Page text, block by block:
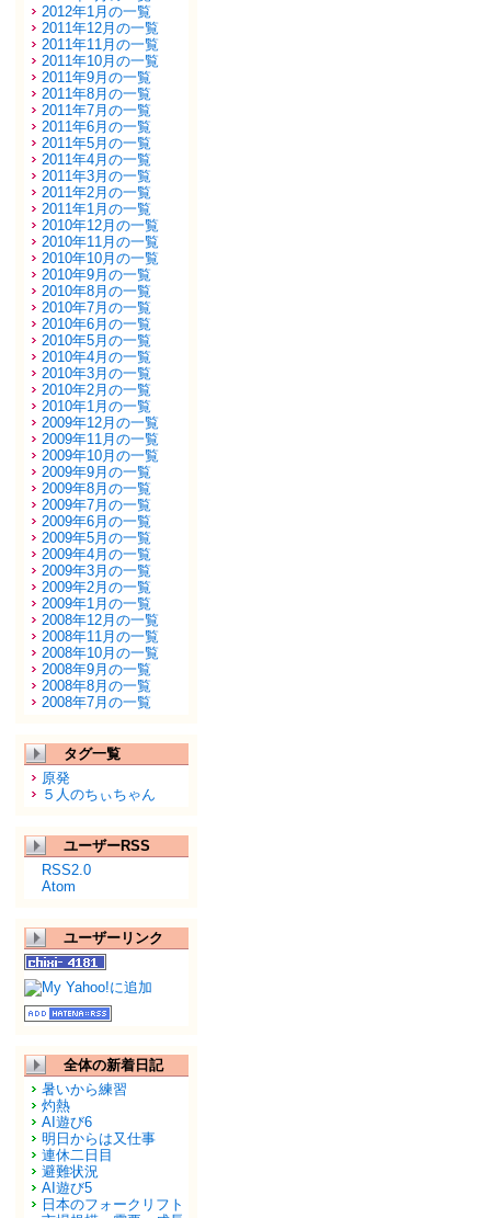
2012年1月の一覧
2011年12月の一覧
2011年11月の一覧
2011年10月の一覧
2011年9月の一覧
2011年8月の一覧
2011年7月の一覧
2011年6月の一覧
2011年5月の一覧
2011年4月の一覧
2011年3月の一覧
2011年2月の一覧
2011年1月の一覧
2010年12月の一覧
2010年11月の一覧
2010年10月の一覧
2010年9月の一覧
2010年8月の一覧
2010年7月の一覧
2010年6月の一覧
2010年5月の一覧
2010年4月の一覧
2010年3月の一覧
2010年2月の一覧
2010年1月の一覧
2009年12月の一覧
2009年11月の一覧
2009年10月の一覧
2009年9月の一覧
2009年8月の一覧
2009年7月の一覧
2009年6月の一覧
2009年5月の一覧
2009年4月の一覧
2009年3月の一覧
2009年2月の一覧
2009年1月の一覧
2008年12月の一覧
2008年11月の一覧
2008年10月の一覧
2008年9月の一覧
2008年8月の一覧
2008年7月の一覧
タグ一覧
原発
５人のちぃちゃん
ユーザーRSS
RSS2.0
Atom
ユーザーリンク
全体の新着日記
暑いから練習
灼熱
AI遊び6
明日からは又仕事
連休二日目
避難状況
AI遊び5
日本のフォークリフト